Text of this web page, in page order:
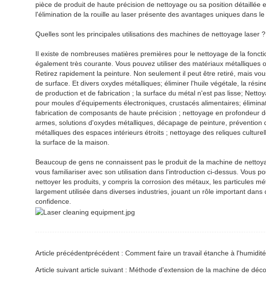
pièce de produit de haute précision de nettoyage ou sa position
l'élimination de la rouille au laser présente des avantages uniques dans
Quelles sont les principales utilisations des machines de nettoyage laser ?
Il existe de nombreuses matières premières pour le nettoyage de la
également très courante. Vous pouvez utiliser des matériaux
Retirez rapidement la peinture. Non seulement il peut être retiré, mais
de surface. Et divers oxydes métalliques; éliminer l'huile végétale, la
de production et de fabrication ; la surface du métal n'est pas lisse;
pour moules d'équipements électroniques, crustacés alimentaires;
fabrication de composants de haute précision ; nettoyage en profondeur
armes, solutions d'oxydes métalliques, décapage de peinture,
métalliques des espaces intérieurs étroits ; nettoyage des reliques
la surface de la maison.
Beaucoup de gens ne connaissent pas le produit de la machine de
vous familiariser avec son utilisation dans l'introduction ci-dessus. Vous
nettoyer les produits, y compris la corrosion des métaux, les particules
largement utilisée dans diverses industries, jouant un rôle important
confidence.
Article précédentprécédent : Comment faire un travail étanche à
Article suivant article suivant : Méthode d'extension de la machine de